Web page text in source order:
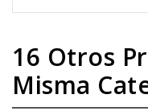
16 Otros
Misma